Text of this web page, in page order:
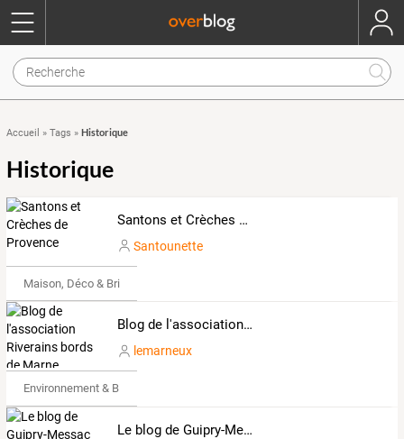
Accueil » Tags » Historique
Historique
Santons et Crèches de Provence
Santounette
Maison, Déco & Bricolage
Blog de l'association Riverains bords de Marne CHELLES 77500
lemarneux
Environnement & Bio
Le blog de Guipry-Messac